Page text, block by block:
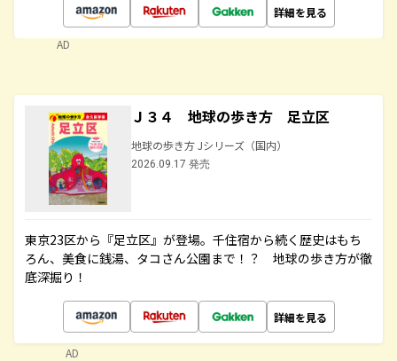
詳細を見る
AD
Ｊ３４ 地球の歩き方 足立区
地球の歩き方 Jシリーズ（国内）
2026.09.17 発売
東京23区から『足立区』が登場。千住宿から続く歴史はもち
ろん、美食に銭湯、タコさん公園まで！？ 地球の歩き方が徹
底深掘り！
詳細を見る
AD